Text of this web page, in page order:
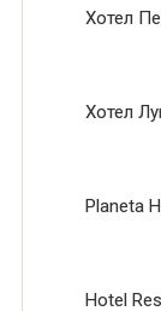
Хотел
Хотел
Planeta
Hotel